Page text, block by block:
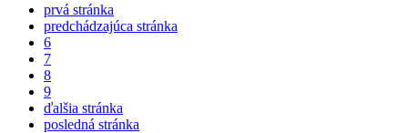
prvá stránka
predchádzajúca stránka
6
7
8
9
ďalšia stránka
posledná stránka